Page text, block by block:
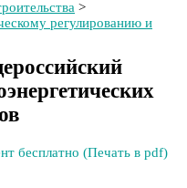
>
регулированию и
бесплатно (Печать в pdf)